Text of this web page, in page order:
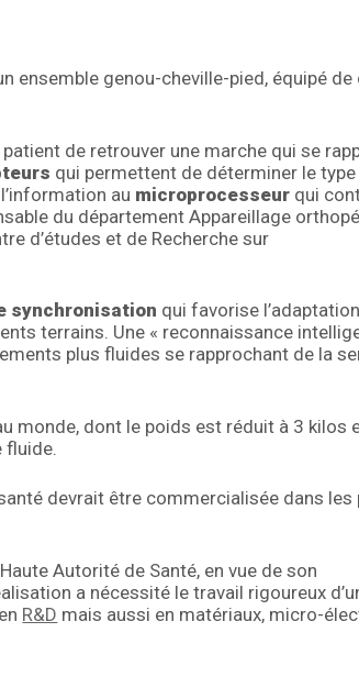
ensemble genou-cheville-pied, équipé de
de retrouver une marche qui se
qui permettent de déterminer le
au microprocesseur qui
du département Appareillage
d’études et de Recherche sur
synchronisation qui favorise
terrains. Une « reconnaissance
plus fluides se rapprochant de la
monde, dont le poids est réduit à 3 kilos
devrait être commercialisée dans les
Autorité de Santé, en vue de son
a nécessité le travail rigoureux
R&D mais aussi en matériaux, micro-